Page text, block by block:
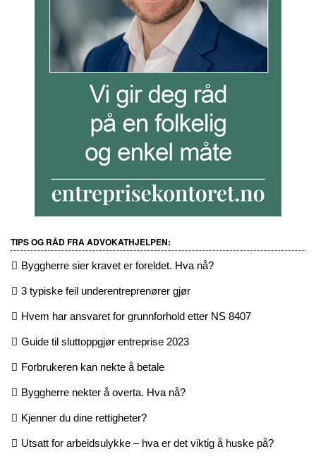
TIPS OG RÅD FRA ADVOKATHJELPEN:
Byggherre sier kravet er foreldet. Hva nå?
3 typiske feil underentreprenører gjør
Hvem har ansvaret for grunnforhold etter NS 8407
Guide til sluttoppgjør entreprise 2023
Forbrukeren kan nekte å betale
Byggherre nekter å overta. Hva nå?
Kjenner du dine rettigheter?
Utsatt for arbeidsulykke – hva er det viktig å huske på?